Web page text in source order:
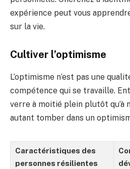
expérience peut vous
sur la vie.
Cultiver l’optimisme
L’optimisme n’est pas une
compétence qui se travaille.
verre à moitié plein plutôt qu’à
autant tomber dans un
Caractéristiques des
personnes résilientes